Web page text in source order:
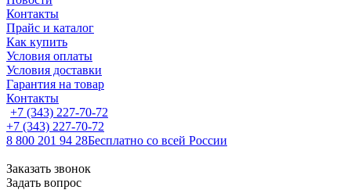
Контакты
Прайс и каталог
Как купить
Условия оплаты
Условия доставки
Гарантия на товар
Контакты
+7 (343) 227-70-72
+7 (343) 227-70-72
8 800 201 94 28Бесплатно со всей России
Заказать звонок
Задать вопрос